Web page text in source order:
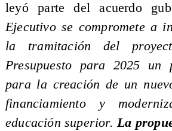
leyó parte del acuerdo
Ejecutivo se compromete a
la tramitación del
Presupuesto para 2025 un
para la creación de un
financiamiento y
educación superior. La